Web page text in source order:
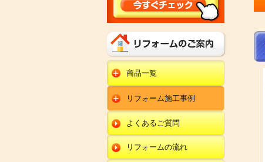
商品一覧
水回りリフォーム
キッチンリフォーム
ユニットバスリフォー
ム
トイレリフォーム
洗面化粧台リフォー
ム
オール電化セット
エコキュート
給湯器
エクステリア
リフォーム施工事例
キッチン
ユニットバス
トイレ
よくあるご質問
リフォームの流れ